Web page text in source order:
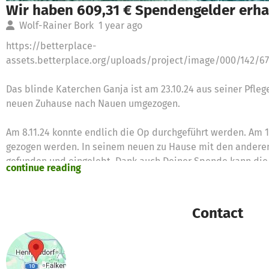
Wir haben 609,31 € Spendengelder
Wolf-Rainer Bork 1 year ago
https://betterplace-
assets.betterplace.org/uploads/project/image/000/142/
Das blinde Katerchen Ganja ist am 23.10.24 aus seiner
neuen Zuhause nach Nauen umgezogen.
Am 8.11.24 konnte endlich die Op durchgeführt werden. Am
gezogen werden. In seinem neuen zu Hause mit den
gefunden und eingelebt. Dank auch Deiner Spende kann
Tierschutzverein Falkensee-Osthavelland bezahlt werden.
continue reading
Contact